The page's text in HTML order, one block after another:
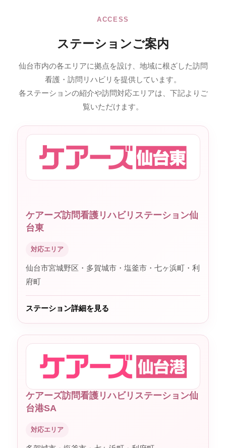
ACCESS
ステーションご案内
仙台市内の各エリアに拠点を設け、地域に根ざした訪問
看護・訪問リハビリを提供しています。
各ステーションの紹介や訪問対応エリアは、下記よりご
覧いただけます。
ケアーズ訪問看護リハビリステーション仙
台東
対応エリア
仙台市宮城野区・多賀城市・塩釜市・七ヶ浜町・利
府町
ステーション詳細を見る
ケアーズ訪問看護リハビリステーション仙
台港SA
対応エリア